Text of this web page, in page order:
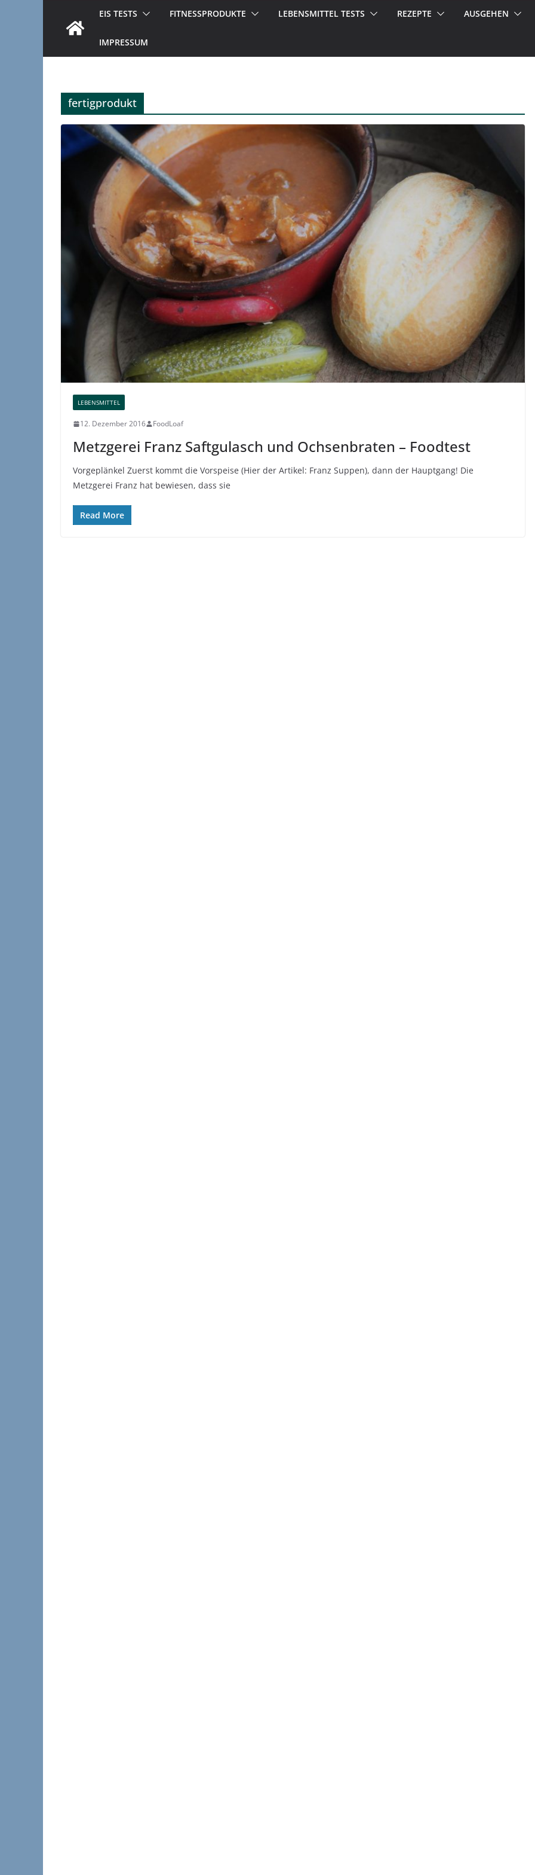
EIS TESTS FITNESSPRODUKTE LEBENSMITTEL TESTS REZEPTE AUSGEHEN
IMPRESSUM
fertigprodukt
LEBENSMITTEL
12. Dezember 2016 FoodLoaf
Metzgerei Franz Saftgulasch und Ochsenbraten – Foodtest
Vorgeplänkel Zuerst kommt die Vorspeise (Hier der Artikel: Franz Suppen), dann der Hauptgang! Die
Metzgerei Franz hat bewiesen, dass sie
Read More